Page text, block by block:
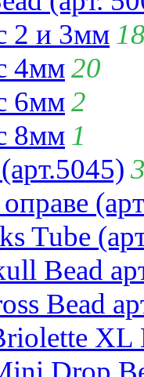
2 и 3мм
4мм20
6мм2
8мм 1
Tube
Bead
Bead
XL